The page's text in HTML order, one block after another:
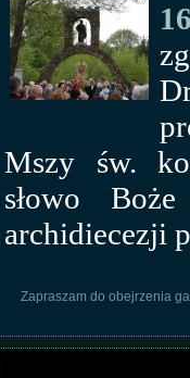
Mszy św.
słowo
archidiecezji
Zapraszam do obejrzenia